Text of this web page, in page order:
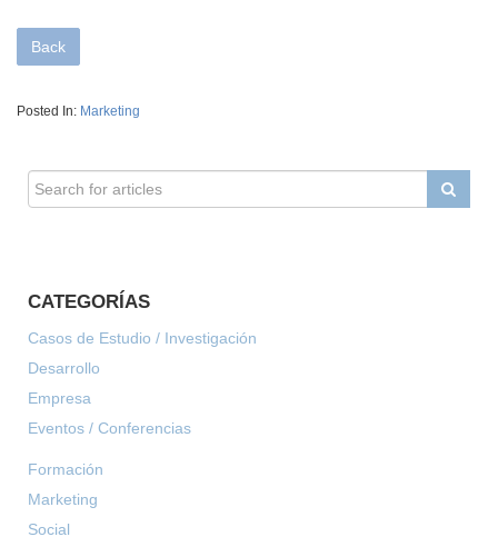
Back
Posted In: Marketing
CATEGORÍAS
Casos de Estudio / Investigación
Desarrollo
Empresa
Eventos / Conferencias
Formación
Marketing
Social